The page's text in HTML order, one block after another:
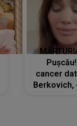
cancer
Berkovich,